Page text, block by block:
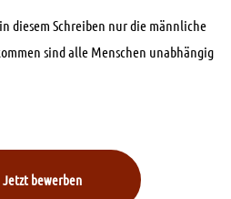
diesem Schreiben nur die männliche
sind alle Menschen unabhängig
Jetzt bewerben